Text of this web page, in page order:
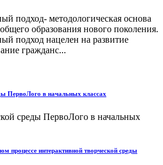
подход- методологическая основа
образования нового поколения.
подход нацелен на развитие
гражданс...
ПервоЛого в начальных классах
среды ПервоЛого в начальных
процессе интерактивной творческой среды